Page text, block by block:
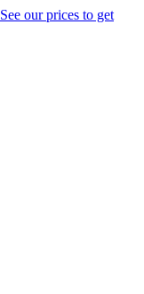
See our prices to get